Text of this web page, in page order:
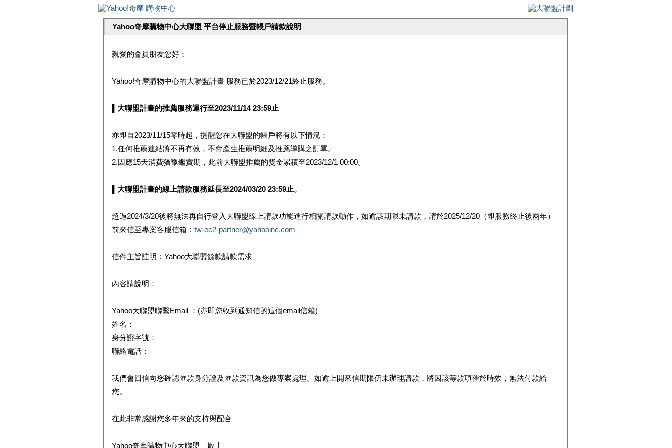
Yahoo奇摩購物中心大聯盟 平台停止服務暨帳戶請款說明
親愛的會員朋友您好：
Yahoo!奇摩購物中心的大聯盟計畫 服務已於2023/12/21終止服務。
▌大聯盟計畫的推薦服務運行至2023/11/14 23:59止
亦即自2023/11/15零時起，提醒您在大聯盟的帳戶將有以下情況：
1.任何推薦連結將不再有效，不會產生推薦明細及推薦導購之訂單。
2.因應15天消費猶豫鑑賞期，此前大聯盟推薦的獎金累積至2023/12/1 00:00。
▌大聯盟計畫的線上請款服務延長至2024/03/20 23:59止。
超過2024/3/20後將無法再自行登入大聯盟線上請款功能進行相關請款動作，如逾該期限未請款，請於2025/12/20（即服務終止後兩年）
前來信至專案客服信箱： tw-ec2-partner@yahooinc.com
信件主旨註明：Yahoo大聯盟餘款請款需求
內容請說明：
Yahoo大聯盟聯繫Email ：(亦即您收到通知信的這個email信箱)
姓名：
身分證字號：
聯絡電話：
我們會回信向您確認匯款身分證及匯款資訊為您做專案處理。如逾上開來信期限仍未辦理請款，將因該等款項罹於時效，無法付款給
您。
在此非常感謝您多年來的支持與配合
Yahoo奇摩購物中心大聯盟 敬上